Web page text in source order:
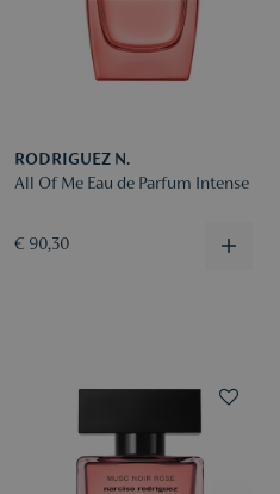
RODRIGUEZ N.
All Of Me Eau de Parfum Intense
€ 90,30